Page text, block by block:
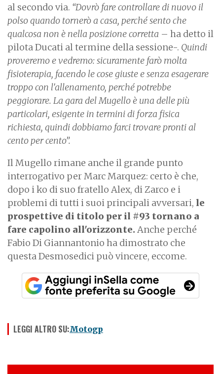
al secondo via. “Dovrò fare controllare di nuovo il
polso quando tornerò a casa, perché sento che
qualcosa non è nella posizione corretta – ha detto il
pilota Ducati al termine della sessione-. Quindi
proveremo e vedremo: sicuramente farò molta
fisioterapia, facendo le cose giuste e senza esagerare
troppo con l'allenamento, perché potrebbe
peggiorare. La gara del Mugello è una delle più
particolari, esigente in termini di forza fisica
richiesta, quindi dobbiamo farci trovare pronti al
cento per cento”.
Il Mugello rimane anche il grande punto
interrogativo per Marc Marquez: certo è che,
dopo i ko di suo fratello Alex, di Zarco e i
problemi di tutti i suoi principali avversari, le
prospettive di titolo per il #93 tornano a
fare capolino all'orizzonte. Anche perché
Fabio Di Giannantonio ha dimostrato che
questa Desmosedici può vincere, eccome.
LEGGI ALTRO SU:Motogp